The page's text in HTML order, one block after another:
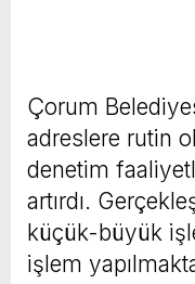
Çorum
adreslere rutin
denetim
artırdı.
küçük-büyük
işlem